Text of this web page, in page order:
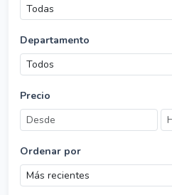
Departamento
Precio
Ordenar por